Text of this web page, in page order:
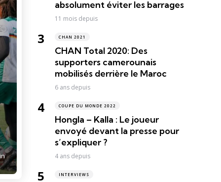
absolument éviter les barrages
11 mois depuis
CHAN 2021
CHAN Total 2020: Des
supporters camerounais
mobilisés derrière le Maroc
6 ans depuis
COUPE DU MONDE 2022
Hongla – Kalla : Le joueur
envoyé devant la presse pour
s’expliquer ?
4 ans depuis
INTERVIEWS